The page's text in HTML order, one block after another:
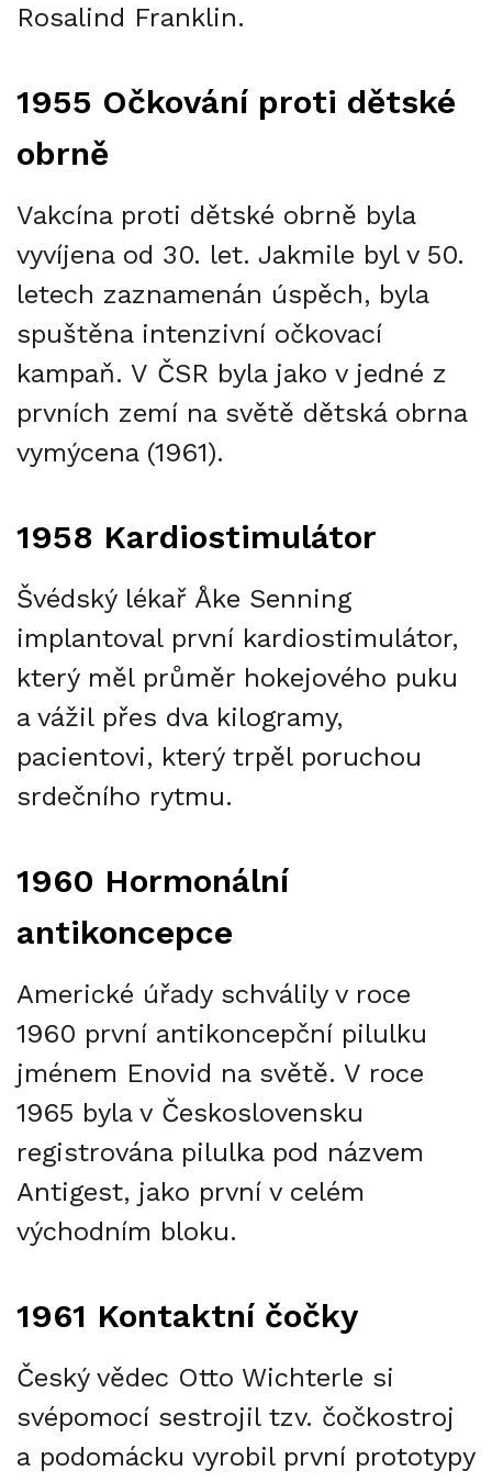
Rosalind Franklin.
1955 Očkování proti dětské
obrně
Vakcína proti dětské obrně byla
vyvíjena od 30. let. Jakmile byl v 50.
letech zaznamenán úspěch, byla
spuštěna intenzivní očkovací
kampaň. V ČSR byla jako v jedné z
prvních zemí na světě dětská obrna
vymýcena (1961).
1958 Kardiostimulátor
Švédský lékař Åke Senning
implantoval první kardiostimulátor,
který měl průměr hokejového puku
a vážil přes dva kilogramy,
pacientovi, který trpěl poruchou
srdečního rytmu.
1960 Hormonální
antikoncepce
Americké úřady schválily v roce
1960 první antikoncepční pilulku
jménem Enovid na světě. V roce
1965 byla v Československu
registrována pilulka pod názvem
Antigest, jako první v celém
východním bloku.
1961 Kontaktní čočky
Český vědec Otto Wichterle si
svépomocí sestrojil tzv. čočkostroj
a podomácku vyrobil první prototypy